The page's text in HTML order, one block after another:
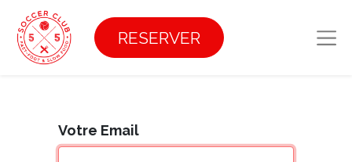
RESERVER
Votre Email